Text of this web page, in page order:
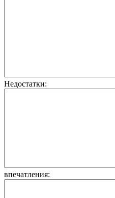
Недостатки:
впечатления: